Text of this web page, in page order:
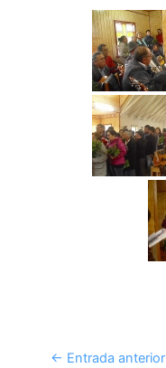
← Entrada anterior